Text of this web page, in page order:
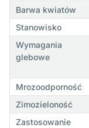
Barwa kwiatów
Stanowisko
Wymagania
glebowe
Mrozoodporność
Zimozieloność
Zastosowanie